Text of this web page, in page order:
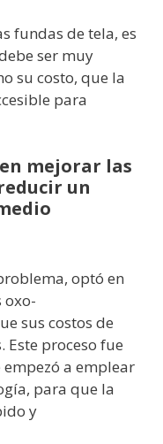
fundas de tela, es
ser muy
su costo, que la
para
mejorar las
un
optó en
oxo-
sus costos de
Este proceso fue
a emplear
para que la
y